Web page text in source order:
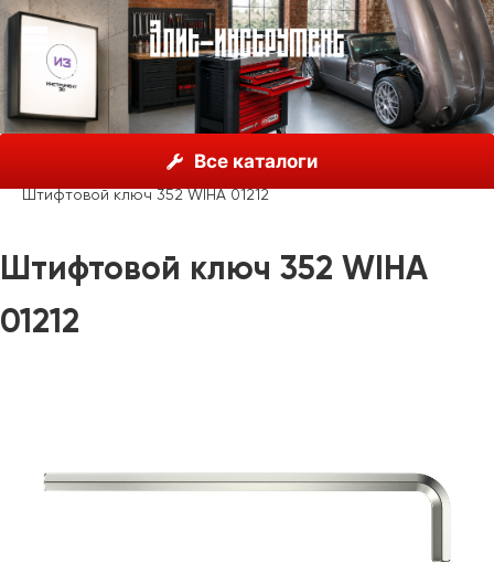
Все каталоги
Инструмент Wiha, Германия
Шестигранные ключи
Одиночные ключи Wiha
Штифтовой ключ 352 WIHA 01212
Штифтовой ключ 352 WIHA
01212